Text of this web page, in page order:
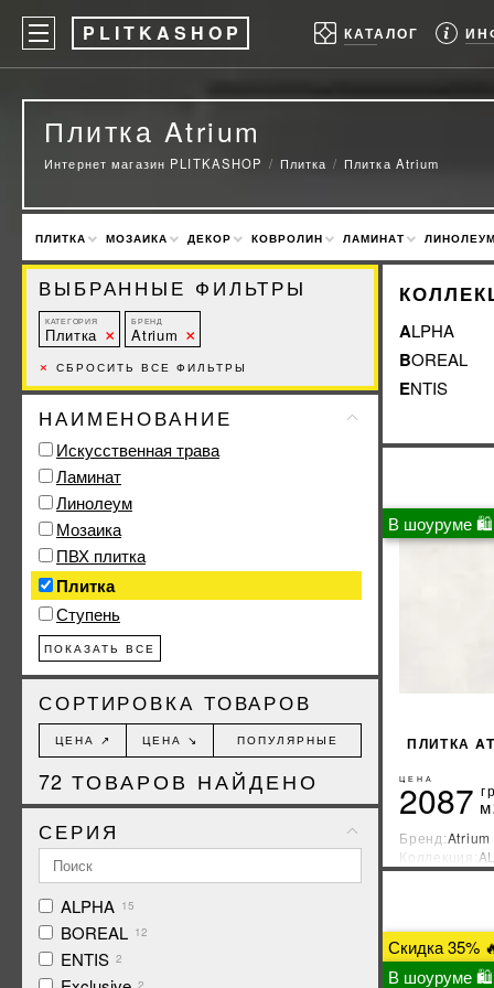
P LITKASHOP КАТАЛОГ
Плитка Atrium
Интернет магазин PLITKASHOP Плитка Плитка Atrium
ПЛИТКА МОЗАИКА ДЕКОР КОВРОЛИН ЛАМИНАТ ЛИНОЛЕУМ
ALPHA
BOREAL
ENTIS
В шоуруме 🛍
ПЛИТКА
ЦЕНА
2087
Бренд:Atrium
Коллекция:
Страна-
Скидка 35%
В шоуруме 🛍
ВЫБРАННЫЕ ФИЛЬТРЫ
КАТЕГОРИЯ
Плитка
БРЕНД
Atrium
× СБРОСИТЬ ВСЕ ФИЛЬТРЫ
НАИМЕНОВАНИЕ
Искусственная трава
Ламинат
Линолеум
Мозаика
ПВХ плитка
Плитка
Ступень
ПОКАЗАТЬ ВСЕ
СОРТИРОВКА ТОВАРОВ
ЦЕНА ↗ ЦЕНА ↘ ПОПУЛЯРНЫЕ
72 ТОВАРОВ НАЙДЕНО
СЕРИЯ
ALPHA 15
BOREAL 12
ENTIS 2